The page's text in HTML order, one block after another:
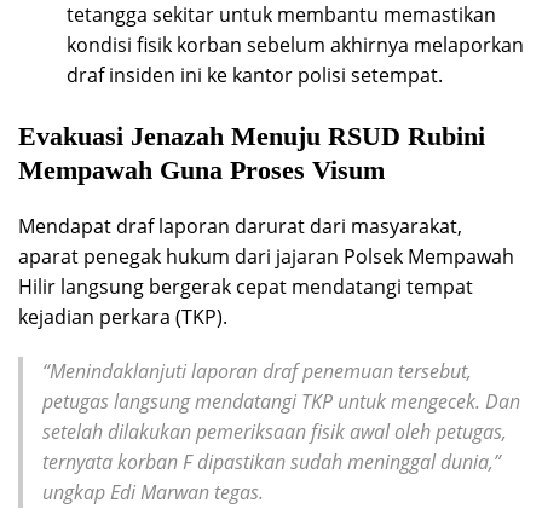
tetangga sekitar untuk membantu memastikan
kondisi fisik korban sebelum akhirnya melaporkan
draf insiden ini ke kantor polisi setempat.
Evakuasi Jenazah Menuju RSUD Rubini
Mempawah Guna Proses Visum
Mendapat draf laporan darurat dari masyarakat,
aparat penegak hukum dari jajaran Polsek Mempawah
Hilir langsung bergerak cepat mendatangi tempat
kejadian perkara (TKP).
“Menindaklanjuti laporan draf penemuan tersebut,
petugas langsung mendatangi TKP untuk mengecek. Dan
setelah dilakukan pemeriksaan fisik awal oleh petugas,
ternyata korban F dipastikan sudah meninggal dunia,”
ungkap Edi Marwan tegas.